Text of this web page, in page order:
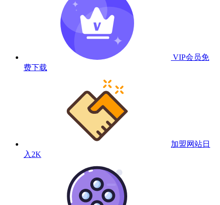
VIP会员免
费下载
加盟网站日
入2K